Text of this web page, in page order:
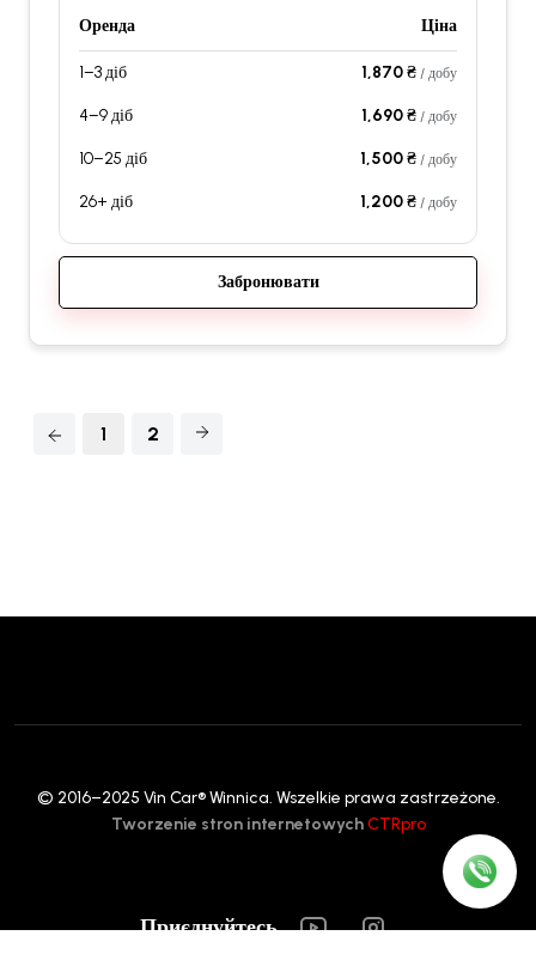
Оренда Ціна
1–3 діб 1,870 ₴ / добу
4–9 діб 1,690 ₴ / добу
10–25 діб 1,500 ₴ / добу
26+ діб 1,200 ₴ / добу
Забронювати
1 2
© 2016–2025 Vin Car® Winnica. Wszelkie prawa zastrzeżone.
Tworzenie stron internetowych CTRpro
Приєднуйтесь